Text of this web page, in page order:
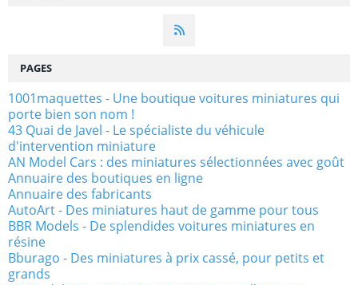
PAGES
1001maquettes - Une boutique voitures miniatures qui
porte bien son nom !
43 Quai de Javel - Le spécialiste du véhicule
d'intervention miniature
AN Model Cars : des miniatures sélectionnées avec goût
Annuaire des boutiques en ligne
Annuaire des fabricants
AutoArt - Des miniatures haut de gamme pour tous
BBR Models - De splendides voitures miniatures en
résine
Bburago - Des miniatures à prix cassé, pour petits et
grands